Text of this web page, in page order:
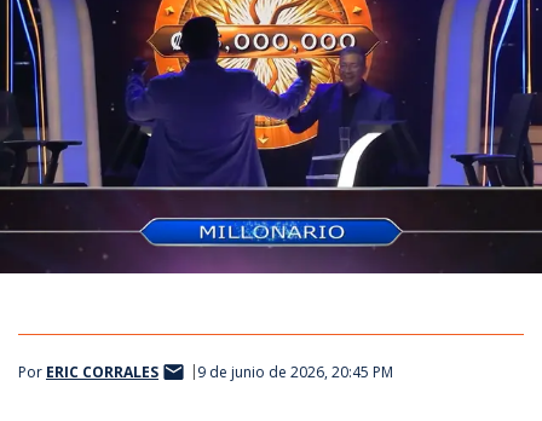
Por ERIC CORRALES 9 de junio de 2026, 20:45 PM